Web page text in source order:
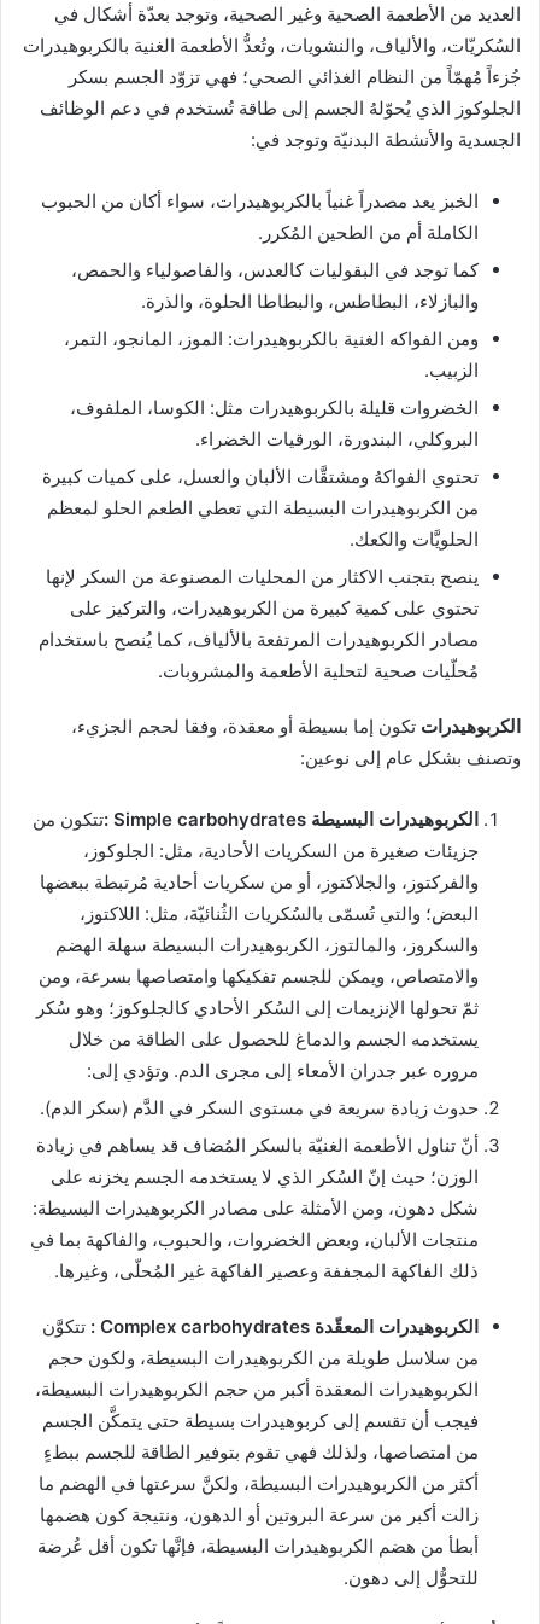
العديد من الأطعمة الصحية وغير الصحية، وتوجد بعدّة أشكال في
السُكريّات، والألياف، والنشويات، وتُعدُّ الأطعمة الغنية بالكربوهيدرات
جُزءاً مُهمّاً من النظام الغذائي الصحي؛ فهي تزوّد الجسم بسكر
الجلوكوز الذي يُحوّلهُ الجسم إلى طاقة تُستخدم في دعم الوظائف
الجسدية والأنشطة البدنيّة وتوجد في:
الخبز يعد مصدراً غنياً بالكربوهيدرات، سواء أكان من الحبوب
الكاملة أم من الطحين المُكرر.
كما توجد في البقوليات كالعدس، والفاصولياء والحمص،
والبازلاء، البطاطس، والبطاطا الحلوة، والذرة.
ومن الفواكه الغنية بالكربوهيدرات: الموز، المانجو، التمر،
الزبيب.
الخضروات قليلة بالكربوهيدرات مثل: الكوسا، الملفوف،
البروكلي، البندورة، الورقيات الخضراء.
تحتوي الفواكهُ ومشتقَّات الألبان والعسل، على كميات كبيرة
من الكربوهيدرات البسيطة التي تعطي الطعم الحلو لمعظم
الحلويَّات والكعك.
ينصح بتجنب الاكثار من المحليات المصنوعة من السكر لإنها
تحتوي على كمية كبيرة من الكربوهيدرات، والتركيز على
مصادر الكربوهيدرات المرتفعة بالألياف، كما يُنصح باستخدام
مُحلّيات صحية لتحلية الأطعمة والمشروبات.
الكربوهيدرات تكون إما بسيطة أو معقدة، وفقا لحجم الجزيء،
وتصنف بشكل عام إلى نوعين:
الكربوهيدرات البسيطة :تتكون من
جزيئات صغيرة من السكريات الأحادية، مثل: الجلوكوز،
والفركتوز، والجلاكتوز، أو من سكريات أحادية مُرتبطة ببعضها
البعض؛ والتي تُسمّى بالسُكريات الثُنائيّة، مثل: اللاكتوز،
والسكروز، والمالتوز، الكربوهيدرات البسيطة سهلة الهضم
والامتصاص، ويمكن للجسم تفكيكها وامتصاصها بسرعة، ومن
ثمّ تحولها الإنزيمات إلى السُكر الأحادي كالجلوكوز؛ وهو سُكر
يستخدمه الجسم والدماغ للحصول على الطاقة من خلال
مروره عبر جدران الأمعاء إلى مجرى الدم. وتؤدي إلى:
حدوث زيادة سريعة في مستوى السكر في الدَّم (سكر الدم).
أنّ تناول الأطعمة الغنيّة بالسكر المُضاف قد يساهم في زيادة
الوزن؛ حيث إنّ السُكر الذي لا يستخدمه الجسم يخزنه على
شكل دهون، ومن الأمثلة على مصادر الكربوهيدرات البسيطة:
منتجات الألبان، وبعض الخضروات، والحبوب، والفاكهة بما في
ذلك الفاكهة المجففة وعصير الفاكهة غير المُحلّى، وغيرها.
الكربوهيدرات المعقّدة Complex carbohydrates
: تتكوَّن
من سلاسل طويلة من الكربوهيدرات البسيطة، ولكون حجم
الكربوهيدرات المعقدة أكبر من حجم الكربوهيدرات البسيطة،
فيجب أن تقسم إلى كربوهيدرات بسيطة حتى يتمكَّن الجسم
من امتصاصها، ولذلك فهي تقوم بتوفير الطاقة للجسم ببطءٍ
أكثر من الكربوهيدرات البسيطة، ولكنَّ سرعتها في الهضم ما
زالت أكبر من سرعة البروتين أو الدهون، ونتيجة كون هضمها
أبطأ من هضم الكربوهيدرات البسيطة، فإنَّها تكون أقل عُرضة
للتحوُّل إلى دهون.